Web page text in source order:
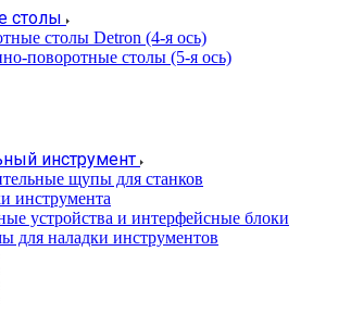
столы
столы Detron (4-я ось)
поворотные столы (5-я ось)
инструмент
щупы для станков
инструмента
устройства и интерфейсные блоки
для наладки инструментов